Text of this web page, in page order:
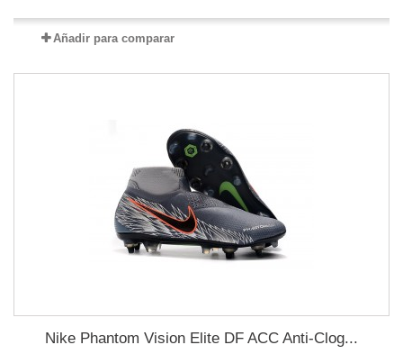
Añadir para comparar
Nike Phantom Vision Elite DF ACC Anti-Clog...